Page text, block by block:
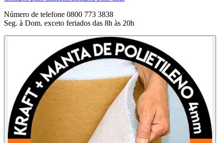
Número de telefone 0800 773 3838
Seg. à Dom. exceto feriados das 8h às 20h